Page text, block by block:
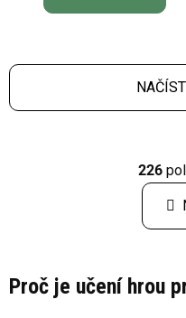
226
Proč je učení hrou